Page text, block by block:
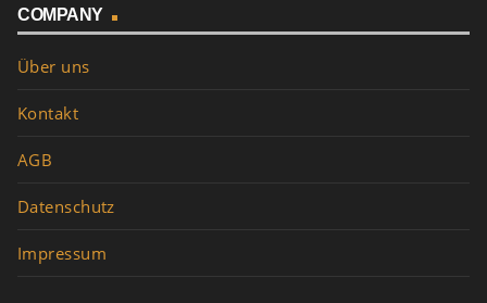
COMPANY
Über uns
Kontakt
AGB
Datenschutz
Impressum